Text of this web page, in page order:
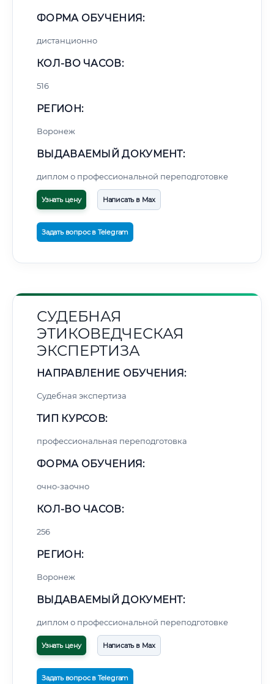
ФОРМА ОБУЧЕНИЯ:
дистанционно
КОЛ-ВО ЧАСОВ:
516
РЕГИОН:
Воронеж
ВЫДАВАЕМЫЙ ДОКУМЕНТ:
диплом о профессиональной переподготовке
Узнать цену Написать в Max
Задать вопрос в Telegram
СУДЕБНАЯ
ЭТИКОВЕДЧЕСКАЯ
ЭКСПЕРТИЗА
НАПРАВЛЕНИЕ ОБУЧЕНИЯ:
Судебная экспертиза
ТИП КУРСОВ:
профессиональная переподготовка
ФОРМА ОБУЧЕНИЯ:
очно-заочно
КОЛ-ВО ЧАСОВ:
256
РЕГИОН:
Воронеж
ВЫДАВАЕМЫЙ ДОКУМЕНТ:
диплом о профессиональной переподготовке
Узнать цену Написать в Max
Задать вопрос в Telegram